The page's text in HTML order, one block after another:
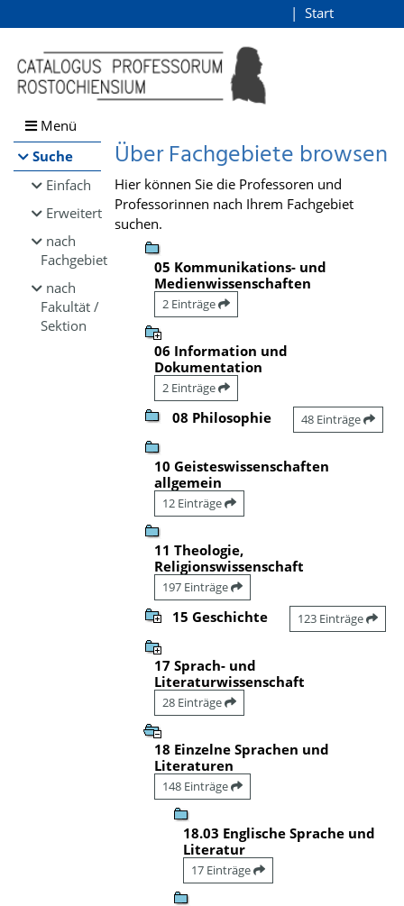
Browsen
direkt zum Inhalt
Start
Menü
Suche
Einfach
Erweitert
nach
Fachgebiet
nach
Fakultät /
Sektion
Über Fachgebiete browsen
Hier können Sie die Professoren und
Professorinnen nach Ihrem Fachgebiet
suchen.
05 Kommunikations- und
Medienwissenschaften
2 Einträge
06 Information und
Dokumentation
2 Einträge
08 Philosophie 48 Einträge
10 Geisteswissenschaften
allgemein
12 Einträge
11 Theologie,
Religionswissenschaft
197 Einträge
15 Geschichte 123 Einträge
17 Sprach- und
Literaturwissenschaft
28 Einträge
18 Einzelne Sprachen und
Literaturen
148 Einträge
18.03 Englische Sprache und
Literatur
17 Einträge